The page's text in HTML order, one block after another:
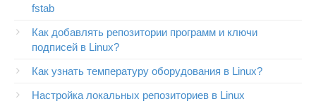
fstab
Как добавлять репозитории программ и ключи
подписей в Linux?
Как узнать температуру оборудования в Linux?
Настройка локальных репозиториев в Linux